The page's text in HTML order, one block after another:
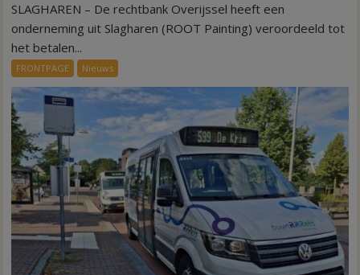
75.000
werknemers
SLAGHAREN – De rechtbank Overijssel heeft een
onderneming uit Slagharen (ROOT Painting) veroordeeld tot
het betalen...
FRONTPAGE Nieuws